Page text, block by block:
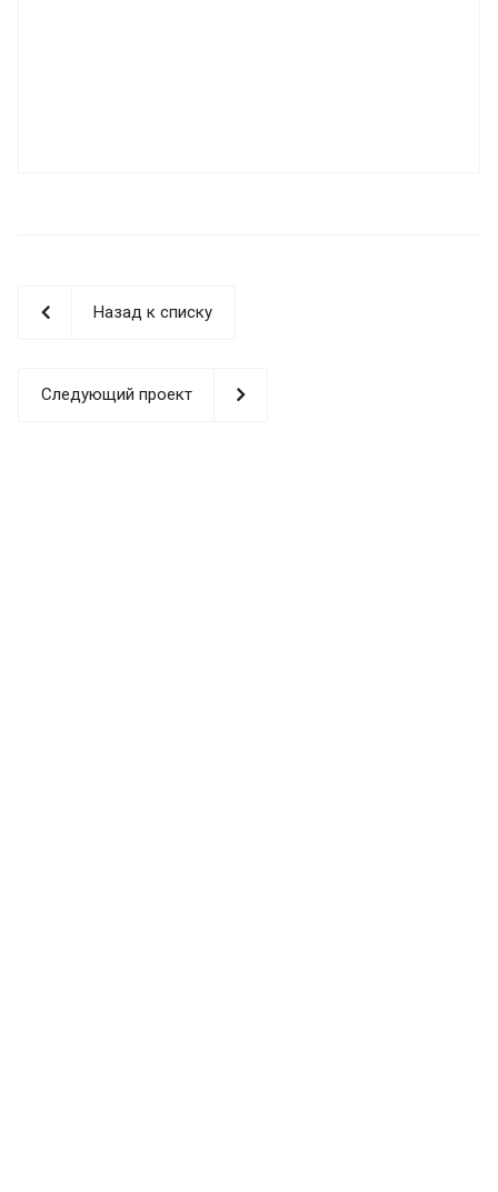
Назад к списку
Следующий проект